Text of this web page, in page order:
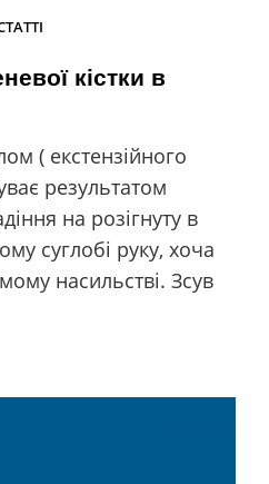
кістки в
( екстензійного
результатом
на розігнуту в
суглобі руку, хоча
насильстві. Зсув